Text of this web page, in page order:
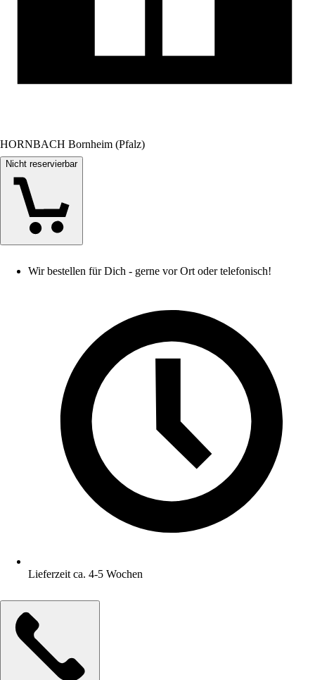
HORNBACH Bornheim (Pfalz)
Nicht reservierbar
Wir bestellen für Dich - gerne vor Ort oder telefonisch!
Lieferzeit ca. 4-5 Wochen